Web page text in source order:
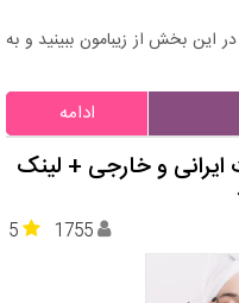
بخش از زیبامون ببینید و به
ادامه
و خارجی + لینک
5 1755